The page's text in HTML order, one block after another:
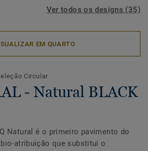
Ver todos os designs (35)
EM QUARTO
Circular
- Natural BLACK
Natural é o primeiro pavimento do
atribuição que substitui o